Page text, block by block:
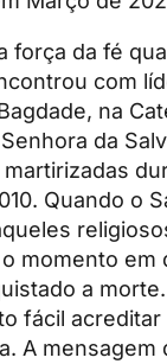
força da fé
com
na
da
Quando o
momento em
a
fácil
A mensagem